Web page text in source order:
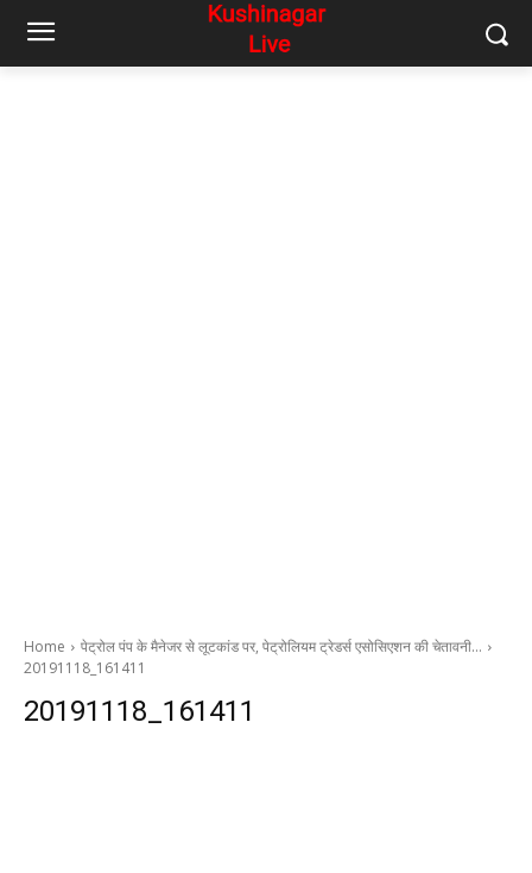
Home
पेट्रोल पंप के मैनेजर से लूटकांड पर, पेट्रोलियम ट्रेडर्स एसोसिएशन की चेतावनी…
20191118_161411
20191118_161411